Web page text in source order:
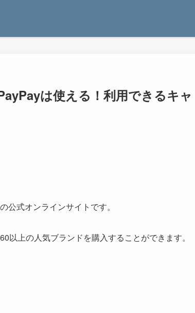
は使える！利用できるキャ
公式オンラインサイトです。
上の人気ブランドを購入することができます。